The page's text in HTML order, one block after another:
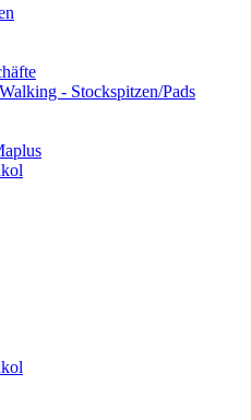
- Stockspitzen/Pads